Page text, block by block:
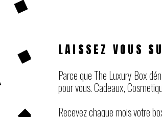
LAISSEZ VOUS
Parce que The Luxury Box
pour vous. Cadeaux,
Recevez chaque mois votre